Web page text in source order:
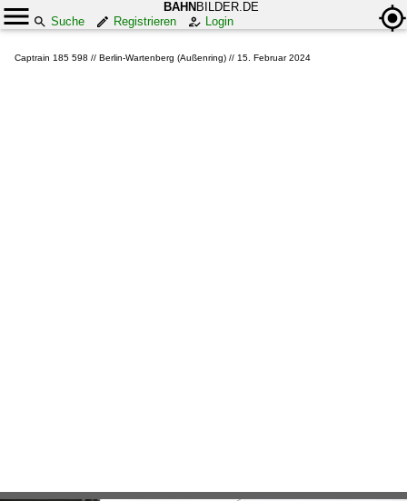
BAHN BILDER.DE
Suche
Registrieren Login
Captrain 185 598 // Berlin-Wartenberg (Außenring) // 15. Februar 2024